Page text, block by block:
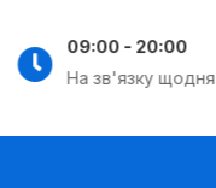
09:00 - 20:00
На зв'язку щодня